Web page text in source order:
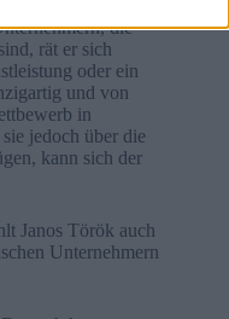
die
rät er sich
oder ein
und von
in
jedoch über die
kann sich der
Janos Török auch
Unternehmern